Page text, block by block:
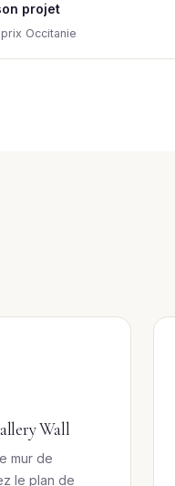
projet
Occitanie
Wall
mur de
le plan de